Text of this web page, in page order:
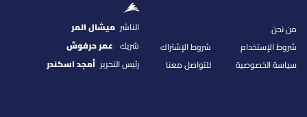
من نحن
شروط الإستخدام
سياسة الخصوصية
شروط الإشتراك
للتواصل معنا
الناشر ميشال المر
شريك عمر حرفوش
رئيس التحرير أمجد اسكندر